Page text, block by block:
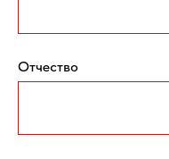
Отчество